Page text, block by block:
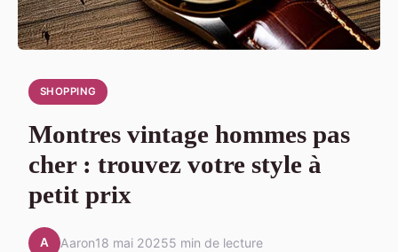
SHOPPING
Montres vintage hommes pas
cher : trouvez votre style à
petit prix
A Aaron18 mai 20255 min de lecture